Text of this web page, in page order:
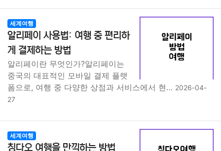
세계여행
알리페이 사용법: 여행 중 편리하
게 결제하는 방법
알리페이란 무엇인가?알리페이는
중국의 대표적인 모바일 결제 플랫
폼으로, 여행 중 다양한 상점과 서비스에서 현… 2026-04-
27
세계여행
칭다오 여행을 만끽하는 방법